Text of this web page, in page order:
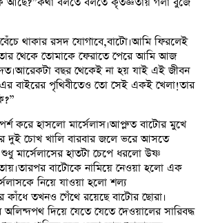
থাকার রসদ যোগাবে,বাটো।আমি ফিরলেই
থেকে তোমাকে ফেরাতে পেরে আমি আজ
বছর থেকেই না হয় যাই এই জীবন
বাইরের পৃথিবীতেও তো সেই একই খেলা!তার
করে হাসলো মার্সেলাস।আপ্লুত বাটোর মুখে
দুই চোখ খালি বারবার জলে ভরে আসতে
মার্সেলাসের হাতটা চেপে ধরলো উষ্ণ
বাটোকে নামিয়ে নেওয়া হলো এক
নিয়ে যাওয়া হলো শল্য
কাঁধে তখনও গেঁথে রয়েছে বাটোর ছোরা।
দিয়ে যেতে যেতে দেওয়ালের সারিবদ্ধ